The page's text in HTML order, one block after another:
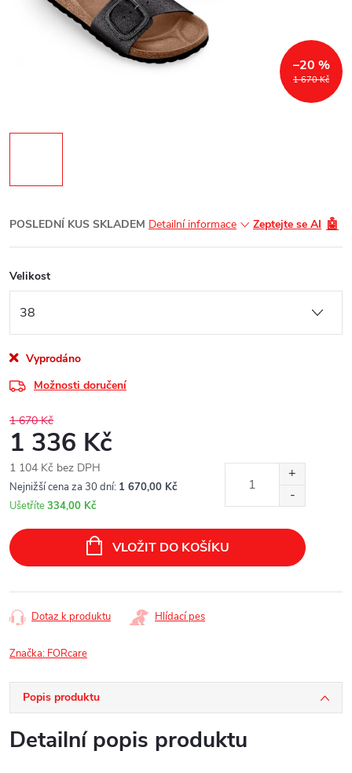
1 670 Kč
–20 %
POSLEDNÍ KUS SKLADEM Detailní informace Zeptejte se AI 🤖
Velikost
Vyprodáno
Možnosti doručení
1 670 Kč
1 336 Kč
1 104 Kč bez DPH
Měrná
cena:
Nejnižší cena za 30 dní: 1 670,00 Kč
Ušetříte334,00 Kč
VLOŽIT DO KOŠÍKU
Dotaz k produktu Hlídací pes
Značka: FORcare
Popis produktu
Detailní popis produktu